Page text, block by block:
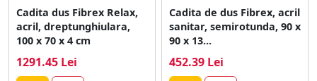
Cadita dus Fibrex Relax,
acril, dreptunghiulara,
100 x 70 x 4 cm
1291.45 Lei
Cadita de dus Fibrex, acril
sanitar, semirotunda, 90 x
90 x 13...
452.39 Lei